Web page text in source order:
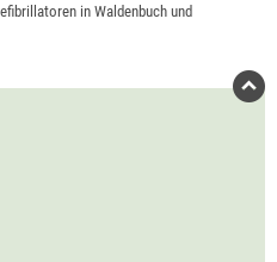
in Waldenbuch und